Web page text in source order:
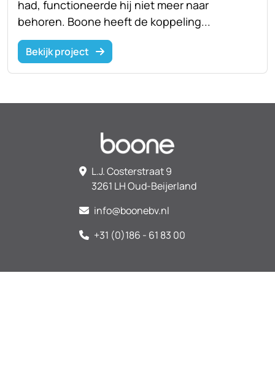
had, functioneerde hij niet meer naar
behoren. Boone heeft de koppeling...
Bekijk project
L.J. Costerstraat 9
3261 LH Oud-Beijerland
info@boonebv.nl
+31 (0)186 - 61 83 00